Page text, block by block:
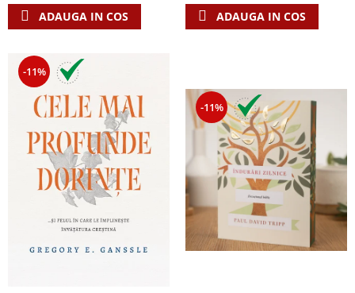
ADAUGA IN COS ADAUGA IN COS
-11%
-11%